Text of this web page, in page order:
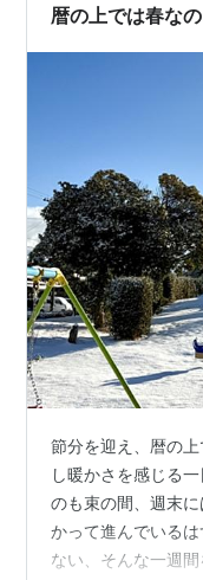
ワクチンがあるが
暦の上では春な
節分を迎え、暦の
し暖かさを感じる
のも束の間、週末
かって進んでいる
ない、そんな一週